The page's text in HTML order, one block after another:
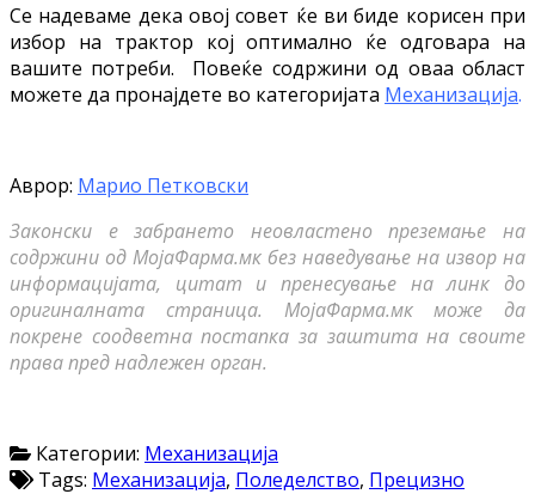
Се надеваме дека овој совет ќе ви биде корисен при
избор на трактор кој оптимално ќе одговара на
вашите потреби. Повеќе содржини од оваа област
можете да пронајдете во категоријата Механизација.
Аврор: Марио Петковски
Законски е забрането неовластено преземање на
содржини од МојаФарма.мк без наведување на извор на
информацијата, цитат и пренесување на линк до
оригиналната страница. МојаФарма.мк може да
покрене соодветна постапка за заштита на своите
права пред надлежен орган.
Категории: Механизација
Tags: Механизација, Поледелство, Прецизно